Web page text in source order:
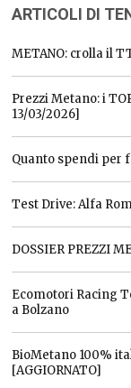
ARTICOLI DI
METANO: crolla il
Prezzi Metano: i
13/03/2026]
Quanto spendi per
Test Drive: Alfa
DOSSIER PREZZI
Ecomotori Racing
a Bolzano
BioMetano 100%
[AGGIORNATO]